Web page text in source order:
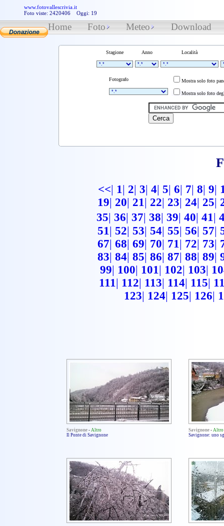
www.fotovallescrivia.it
Foto viste: 2420406 Oggi: 19
Home Foto Meteo Download
Stagione Anno Località
Fotografo Mostra solo foto
Mostra solo foto
<<| 1| 2| 3| 4| 5| 6| 7| 8| 9|
19| 20| 21| 22| 23| 24| 25|
35| 36| 37| 38| 39| 40| 41|
51| 52| 53| 54| 55| 56| 57|
67| 68| 69| 70| 71| 72| 73|
83| 84| 85| 86| 87| 88| 89|
99| 100| 101| 102| 103|
111| 112| 113| 114| 115|
123| 124| 125| 126|
Savignone - Altro
Il Ponte di Savignone
Savignone - Altro
Savignone: uno